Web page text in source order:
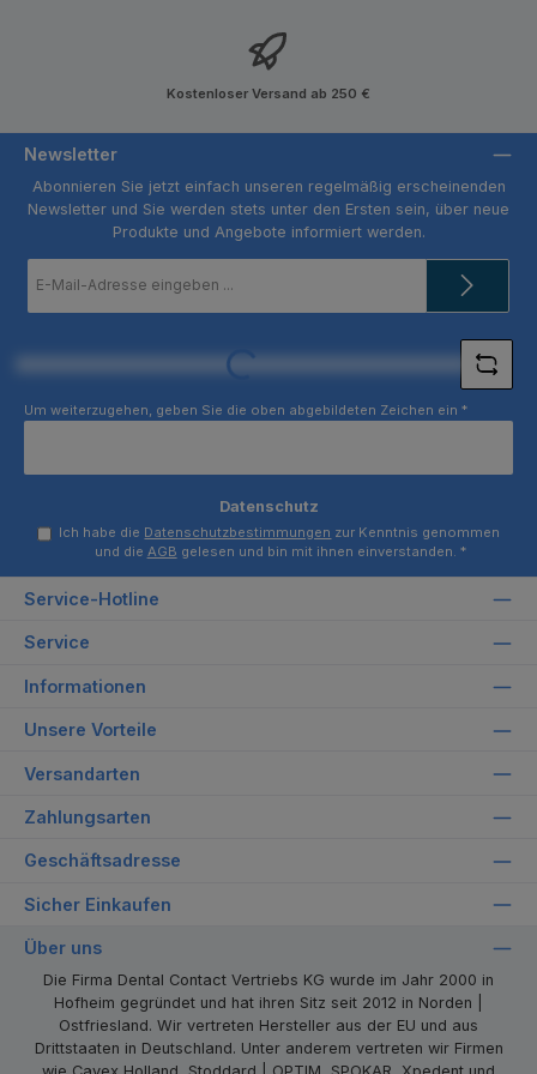
Kostenloser Versand ab 250 €
Newsletter
Abonnieren Sie jetzt einfach unseren regelmäßig erscheinenden
Newsletter und Sie werden stets unter den Ersten sein, über neue
Produkte und Angebote informiert werden.
Mail-
Loading...
Um weiterzugehen, geben Sie die oben abgebildeten Zeichen ein *
Datenschutz
Ich habe die Datenschutzbestimmungen zur Kenntnis genommen
und die AGB gelesen und bin mit ihnen einverstanden. *
Service-Hotline
Service
Informationen
Unsere Vorteile
Versandarten
Zahlungsarten
Geschäftsadresse
Sicher Einkaufen
Über uns
Die Firma Dental Contact Vertriebs KG wurde im Jahr 2000 in
Hofheim gegründet und hat ihren Sitz seit 2012 in Norden |
Ostfriesland. Wir vertreten Hersteller aus der EU und aus
Drittstaaten in Deutschland. Unter anderem vertreten wir Firmen